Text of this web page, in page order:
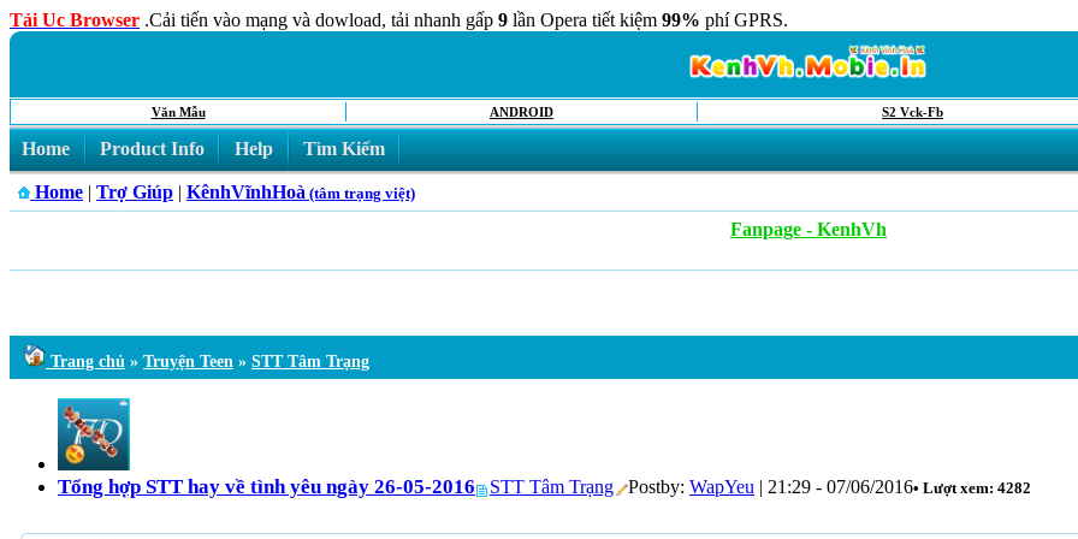
Tải Uc Browser .Cải tiến vào mạng và dowload, tải nhanh gấp 9 lần Opera tiết kiệm 99% phí GPRS.
Văn Mẫu ANDROID S2 Vck-Fb
Home Product Info Help Tìm Kiếm
Home | Trợ Giúp | KênhVĩnhHoà (tâm trạng việt)
Fanpage - KenhVh
Trang chủ » Truyện Teen » STT Tâm Trạng
Tổng hợp STT hay về tình yêu ngày 26-05-2016 STT Tâm Trạng Postby: WapYeu | 21:29 - 07/06/2016• Lượt xem: 4282